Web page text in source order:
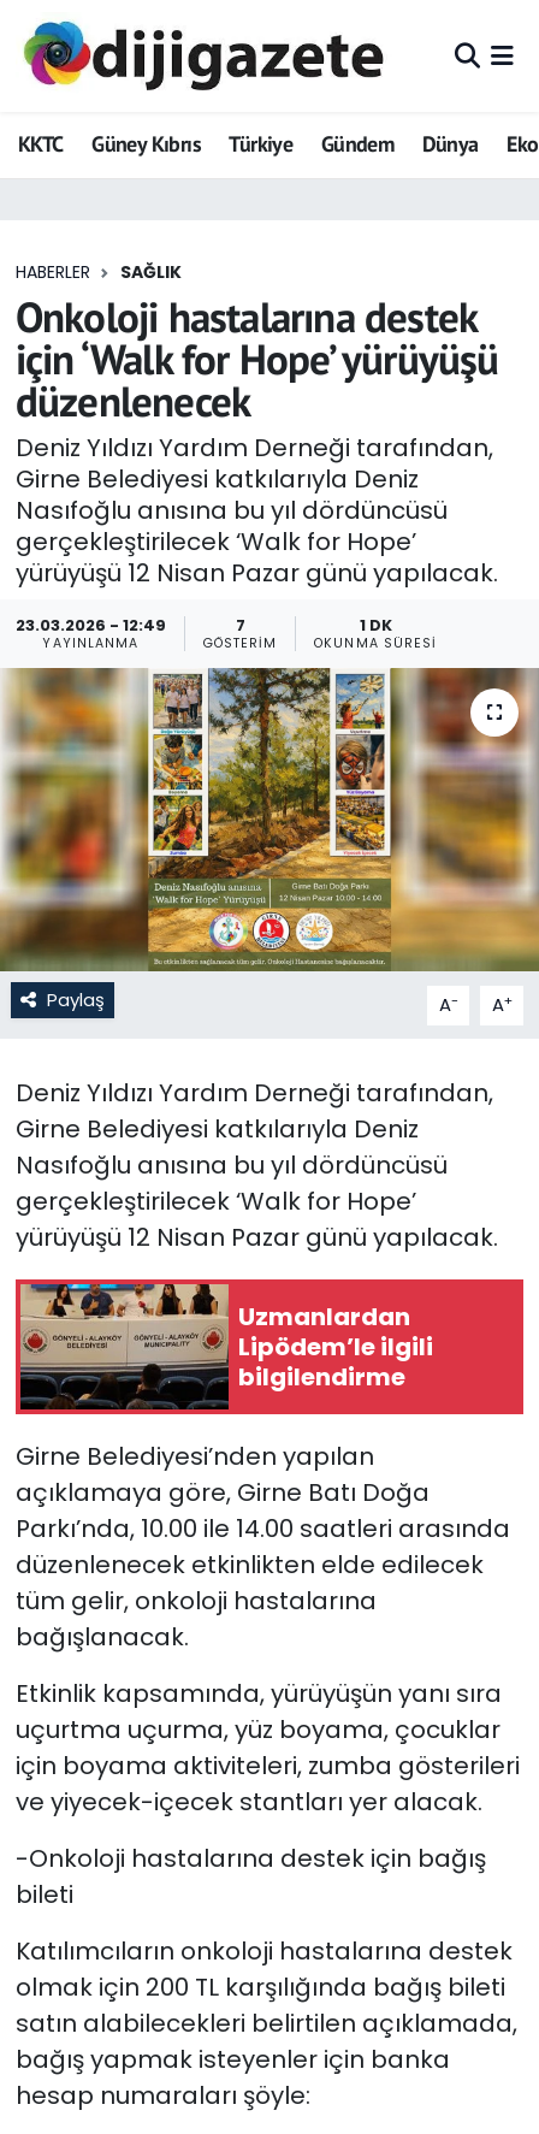
KKTC Güney Kıbrıs Türkiye Gündem Dünya
HABERLER SAĞLIK
Onkoloji hastalarına destek
için ‘Walk for Hope’ yürüyüşü
düzenlenecek
Deniz Yıldızı Yardım Derneği tarafından,
Girne Belediyesi katkılarıyla Deniz
Nasıfoğlu anısına bu yıl dördüncüsü
gerçekleştirilecek ‘Walk for Hope’
yürüyüşü 12 Nisan Pazar günü yapılacak.
23.03.2026 - 12:49
YAYINLANMA
7
GÖSTERIM
1 DK
OKUNMA SÜRESI
Paylaş A- A+
Deniz Yıldızı Yardım Derneği tarafından,
Girne Belediyesi katkılarıyla Deniz
Nasıfoğlu anısına bu yıl dördüncüsü
gerçekleştirilecek ‘Walk for Hope’
yürüyüşü 12 Nisan Pazar günü yapılacak.
Uzmanlardan
Lipödem’le ilgili
bilgilendirme
Girne Belediyesi’nden yapılan
açıklamaya göre, Girne Batı Doğa
Parkı’nda, 10.00 ile 14.00 saatleri arasında
düzenlenecek etkinlikten elde edilecek
tüm gelir, onkoloji hastalarına
bağışlanacak.
Etkinlik kapsamında, yürüyüşün yanı sıra
uçurtma uçurma, yüz boyama, çocuklar
için boyama aktiviteleri, zumba gösterileri
ve yiyecek-içecek stantları yer alacak.
-Onkoloji hastalarına destek için bağış
bileti
Katılımcıların onkoloji hastalarına destek
olmak için 200 TL karşılığında bağış bileti
satın alabilecekleri belirtilen açıklamada,
bağış yapmak isteyenler için banka
hesap numaraları şöyle:
ADVERTORIAL
Dijigazete
Eğitim
Ekonomi
Foto Galeri
GEZİ
Güncel
Gündem
KKTC
KKTC YEREL SEÇİM 2018
Kültür Sanat
Magazin
Moda
Nöbetçi Eczaneler
Otomobil Dünyası
SAĞLIK
Spor
Teknoloji
TÜRKiYE
Video Galeri
YAŞAM
Yazarlar
Hava Durumu
Trafik Durumu
Tüm Manşetler
Son Dakika Haberleri
Haber Arşivi